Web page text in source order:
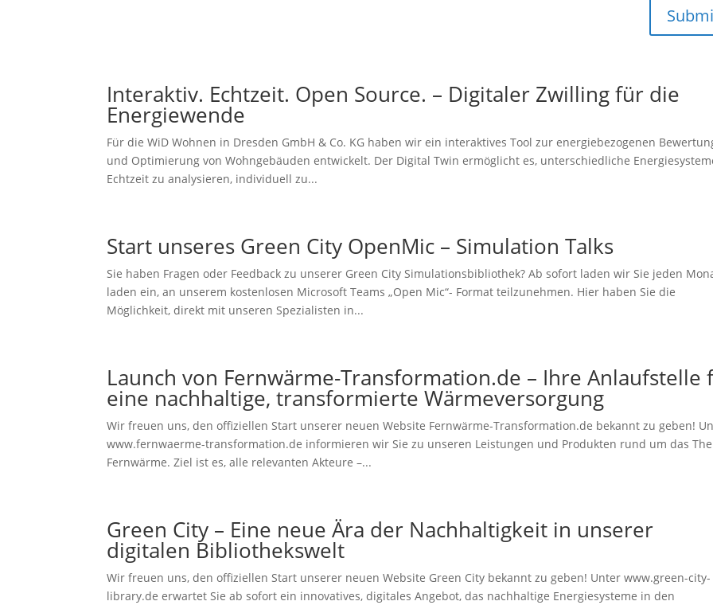
Interaktiv. Echtzeit. Open Source. – Digitaler Zwilling für die
Energiewende
Für die WiD Wohnen in Dresden GmbH & Co. KG haben wir ein interaktives Tool zur energiebezogenen
und Optimierung von Wohngebäuden entwickelt. Der Digital Twin ermöglicht es, unterschiedliche
Echtzeit zu analysieren, individuell zu...
Start unseres Green City OpenMic – Simulation Talks
Sie haben Fragen oder Feedback zu unserer Green City Simulationsbibliothek? Ab sofort laden wir Sie jeden
laden ein, an unserem kostenlosen Microsoft Teams „Open Mic“- Format teilzunehmen. Hier haben Sie die
Möglichkeit, direkt mit unseren Spezialisten in...
Launch von Fernwärme-Transformation.de – Ihre Anlaufstelle
eine nachhaltige, transformierte Wärmeversorgung
Wir freuen uns, den offiziellen Start unserer neuen Website Fernwärme-Transformation.de bekannt zu geben!
www.fernwaerme-transformation.de informieren wir Sie zu unseren Leistungen und Produkten rund um das
Fernwärme. Ziel ist es, alle relevanten Akteure –...
Green City – Eine neue Ära der Nachhaltigkeit in unserer
digitalen Bibliothekswelt
Wir freuen uns, den offiziellen Start unserer neuen Website Green City bekannt zu geben! Unter www.green-city-
library.de erwartet Sie ab sofort ein innovatives, digitales Angebot, das nachhaltige Energiesysteme in den